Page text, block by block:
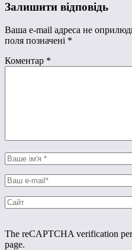
Залишити відповідь
Ваша e-mail адреса не
поля позначені *
Коментар *
The reCAPTCHA verification
page.